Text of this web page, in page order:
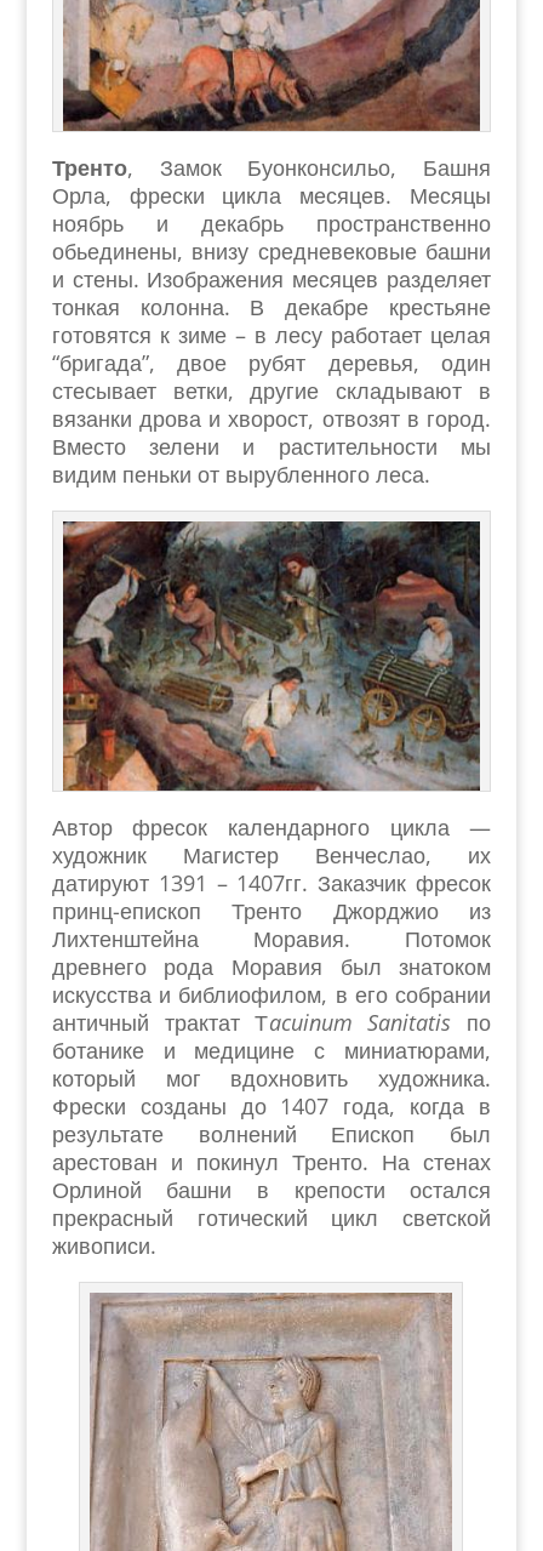
Тренто, Замок Буонконсильо, Башня
Орла, фрески цикла месяцев. Месяцы
ноябрь и декабрь пространственно
обьединены, внизу средневековые башни
и стены. Изображения месяцев разделяет
тонкая колонна. В декабре крестьяне
готовятся к зиме – в лесу работает целая
“бригада”, двое рубят деревья, один
стесывает ветки, другие складывают в
вязанки дрова и хворост, отвозят в город.
Вместо зелени и растительности мы
видим пеньки от вырубленного леса.
Автор фресок календарного цикла —
художник Магистер Венчеслао, их
датируют 1391 – 1407гг. Заказчик фресок
принц-епископ Тренто Джорджио из
Лихтенштейна Моравия. Потомок
древнего рода Моравия был знатоком
искусства и библиофилом, в его собрании
античный трактат Тacuinum Sanitatis по
ботанике и медицине с миниатюрами,
который мог вдохновить художника.
Фрески созданы до 1407 года, когда в
результате волнений Епископ был
арестован и покинул Тренто. На стенах
Орлиной башни в крепости остался
прекрасный готический цикл светской
живописи.